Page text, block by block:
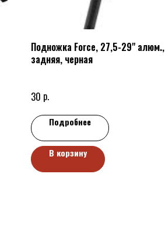
Подножка Force, 27,5-29" алюм.,
задняя, черная
30 р.
Подробнее
В корзину